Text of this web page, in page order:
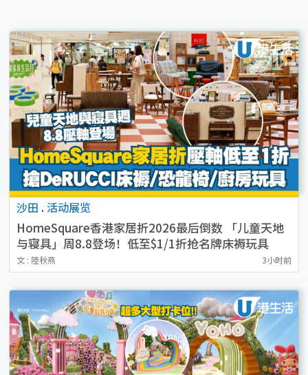
沙田 . 活动展览
HomeSquare香港家居折2026最后倒数 「儿童天地
与寝具」周8.8登场！低至$1/1折抢名牌床褥玩具
文 : 陸秋燕 3小时前